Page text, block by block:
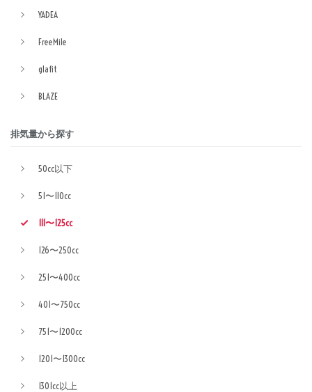
YADEA
FreeMile
glafit
BLAZE
排気量から探す
50cc以下
51〜110cc
111〜125cc
126〜250cc
251〜400cc
401〜750cc
751〜1200cc
1201〜1300cc
1301cc以上